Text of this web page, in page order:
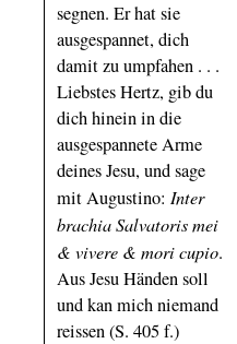
segnen. Er hat sie
ausgespannet, dich
damit zu umpfahen . . .
Liebstes Hertz, gib du
dich hinein in die
ausgespannete Arme
deines Jesu, und sage
mit Augustino: Inter
brachia Salvatoris mei
& vivere & mori cupio.
Aus Jesu Händen soll
und kan mich niemand
reissen (S. 405 f.)